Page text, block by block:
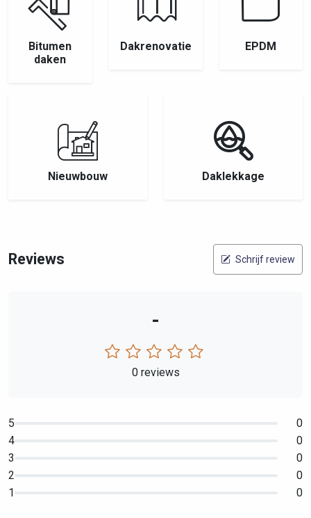
Bitumen
daken
Dakrenovatie EPDM
Nieuwbouw Daklekkage
Reviews Schrijf review
-
0 reviews
5
0
4
0
3
0
2
0
1
0